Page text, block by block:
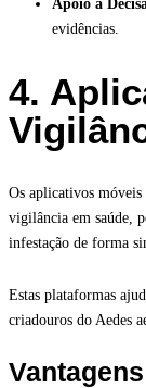
Apoio à
evidências.
4.
Os aplicativos móveis
vigilância em saúde,
infestação de forma
Estas plataformas
criadouros do Aedes